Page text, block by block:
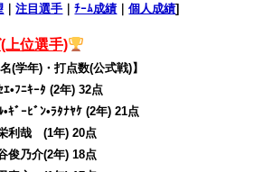
｜注目選手 ｜ﾁｰﾑ成績 ｜個人成績]
上位選手)
(学年)・打点数(公式戦)】
ｰﾀ (2年) 32点
ｰﾋﾞﾝ•ﾗﾀﾅﾔｹ (2年) 21点
哉 (1年) 20点
乃介(2年) 18点